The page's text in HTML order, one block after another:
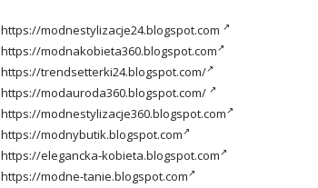
https://modnestylizacje24.blogspot.com
https://modnakobieta360.blogspot.com
https://trendsetterki24.blogspot.com/
https://modauroda360.blogspot.com/
https://modnestylizacje360.blogspot.com
https://modnybutik.blogspot.com
https://elegancka-kobieta.blogspot.com
https://modne-tanie.blogspot.com